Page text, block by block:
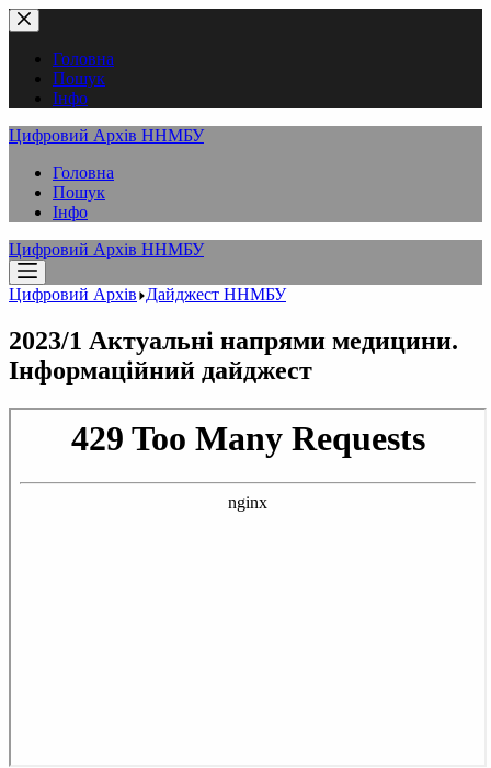
Перейти
до
вмістуГоловна
Пошук
Інфо
Цифровий Архів ННМБУ
Головна
Пошук
Інфо
Цифровий Архів ННМБУ
Цифровий Архів Дайджест ННМБУ
2023/1 Актуальні напрями медицини.
Інформаційний дайджест